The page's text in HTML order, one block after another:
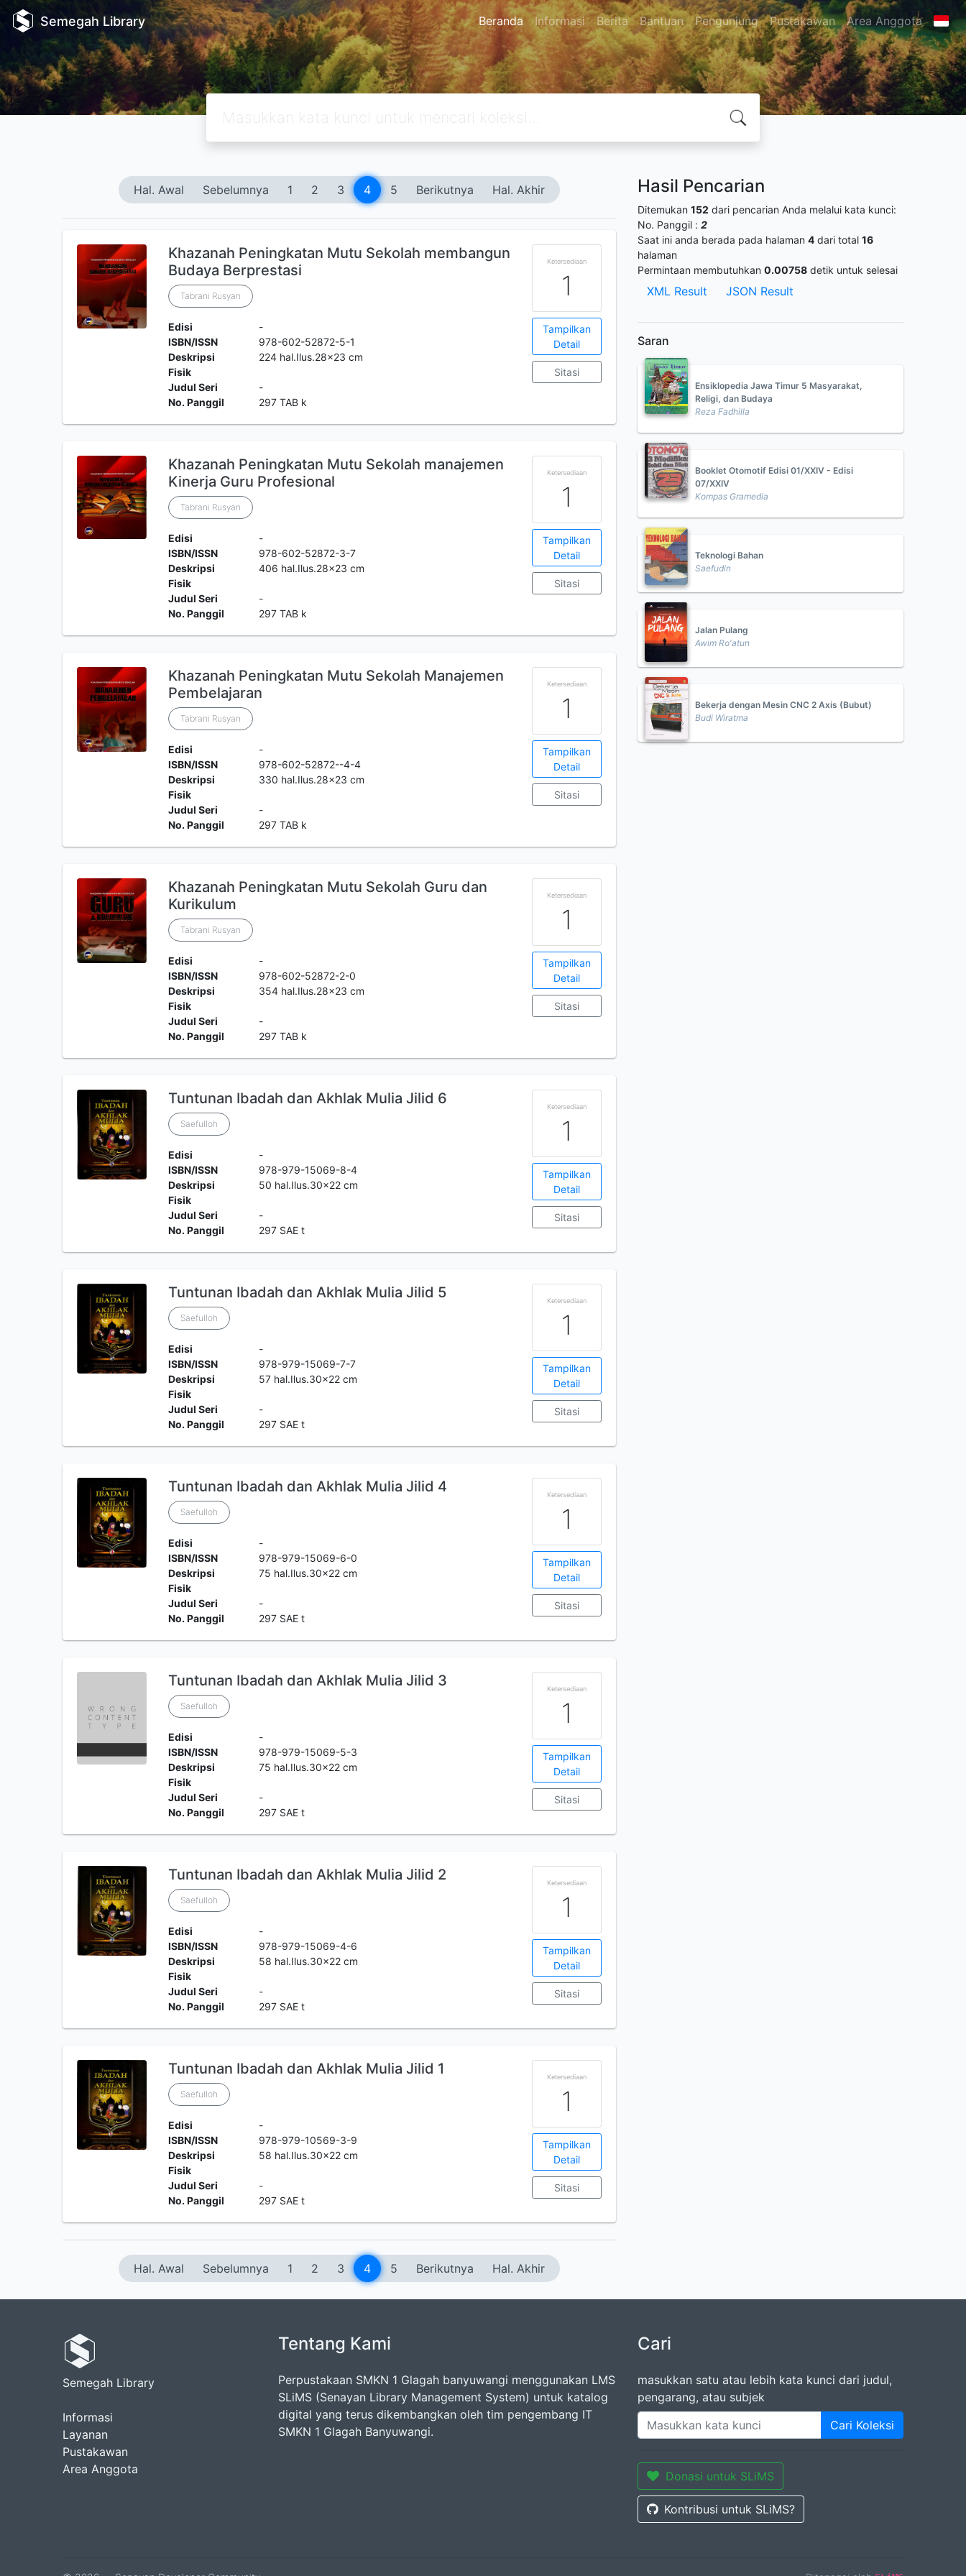
Semegah Library Beranda Informasi Berita Bantuan Pengunjung Pustakawan Area Anggota
Hal. Awal Sebelumnya 1 2 3 4 5 Berikutnya Hal. Akhir
Khazanah Peningkatan Mutu Sekolah membangun
Budaya Berprestasi
Tabrani Rusyan
Edisi
-
ISBN/ISSN
978-602-52872-5-1
Deskripsi
Fisik
224 hal.Ilus.28x23 cm
Judul Seri
-
No. Panggil
297 TAB k
Ketersediaan
1
Tampilkan
Detail
Sitasi
Khazanah Peningkatan Mutu Sekolah manajemen
Kinerja Guru Profesional
Tabrani Rusyan
Edisi
-
ISBN/ISSN
978-602-52872-3-7
Deskripsi
Fisik
406 hal.Ilus.28x23 cm
Judul Seri
-
No. Panggil
297 TAB k
Ketersediaan
1
Tampilkan
Detail
Sitasi
Khazanah Peningkatan Mutu Sekolah Manajemen
Pembelajaran
Tabrani Rusyan
Edisi
-
ISBN/ISSN
978-602-52872--4-4
Deskripsi
Fisik
330 hal.Ilus.28x23 cm
Judul Seri
-
No. Panggil
297 TAB k
Ketersediaan
1
Tampilkan
Detail
Sitasi
Khazanah Peningkatan Mutu Sekolah Guru dan
Kurikulum
Tabrani Rusyan
Edisi
-
ISBN/ISSN
978-602-52872-2-0
Deskripsi
Fisik
354 hal.Ilus.28x23 cm
Judul Seri
-
No. Panggil
297 TAB k
Ketersediaan
1
Tampilkan
Detail
Sitasi
Tuntunan Ibadah dan Akhlak Mulia Jilid 6
Saefulloh
Edisi
-
ISBN/ISSN
978-979-15069-8-4
Deskripsi
Fisik
50 hal.Ilus.30x22 cm
Judul Seri
-
No. Panggil
297 SAE t
Ketersediaan
1
Tampilkan
Detail
Sitasi
Tuntunan Ibadah dan Akhlak Mulia Jilid 5
Saefulloh
Edisi
-
ISBN/ISSN
978-979-15069-7-7
Deskripsi
Fisik
57 hal.Ilus.30x22 cm
Judul Seri
-
No. Panggil
297 SAE t
Ketersediaan
1
Tampilkan
Detail
Sitasi
Tuntunan Ibadah dan Akhlak Mulia Jilid 4
Saefulloh
Edisi
-
ISBN/ISSN
978-979-15069-6-0
Deskripsi
Fisik
75 hal.Ilus.30x22 cm
Judul Seri
-
No. Panggil
297 SAE t
Ketersediaan
1
Tampilkan
Detail
Sitasi
Tuntunan Ibadah dan Akhlak Mulia Jilid 3
Saefulloh
Edisi
-
ISBN/ISSN
978-979-15069-5-3
Deskripsi
Fisik
75 hal.Ilus.30x22 cm
Judul Seri
-
No. Panggil
297 SAE t
Ketersediaan
1
Tampilkan
Detail
Sitasi
Tuntunan Ibadah dan Akhlak Mulia Jilid 2
Saefulloh
Edisi
-
ISBN/ISSN
978-979-15069-4-6
Deskripsi
Fisik
58 hal.Ilus.30x22 cm
Judul Seri
-
No. Panggil
297 SAE t
Ketersediaan
1
Tampilkan
Detail
Sitasi
Tuntunan Ibadah dan Akhlak Mulia Jilid 1
Saefulloh
Edisi
-
ISBN/ISSN
978-979-10569-3-9
Deskripsi
Fisik
58 hal.Ilus.30x22 cm
Judul Seri
-
No. Panggil
297 SAE t
Ketersediaan
1
Tampilkan
Detail
Sitasi
Hal. Awal Sebelumnya 1 2 3 4 5 Berikutnya Hal. Akhir
Hasil Pencarian
Ditemukan 152 dari pencarian Anda melalui kata kunci:
No. Panggil : 2
Saat ini anda berada pada halaman 4 dari total 16
halaman
Permintaan membutuhkan 0.00758 detik untuk selesai
XML Result JSON Result
Saran
Ensiklopedia Jawa Timur 5 Masyarakat,
Religi, dan Budaya
Reza Fadhilla
Booklet Otomotif Edisi 01/XXIV - Edisi
07/XXIV
Kompas Gramedia
Teknologi Bahan
Saefudin
Jalan Pulang
Awim Ro'atun
Bekerja dengan Mesin CNC 2 Axis (Bubut)
Budi Wiratma
Semegah Library
Informasi
Layanan
Pustakawan
Area Anggota
Tentang Kami
Perpustakaan SMKN 1 Glagah banyuwangi menggunakan LMS
SLiMS (Senayan Library Management System) untuk katalog
digital yang terus dikembangkan oleh tim pengembang IT
SMKN 1 Glagah Banyuwangi.
Cari
masukkan satu atau lebih kata kunci dari judul,
pengarang, atau subjek
Cari Koleksi
Donasi untuk SLiMS
Kontribusi untuk SLiMS?